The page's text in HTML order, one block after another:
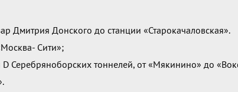
Дмитрия Донского до станции «Старокачаловская».
Сити»;
Серебряноборских тоннелей, от «Мякинино» до